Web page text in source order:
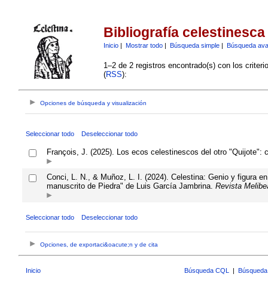
Bibliografía celestinesca
Inicio| Mostrar todo| Búsqueda simple| Búsqueda
1–2 de 2 registros encontrado(s) con los
(RSS):
Opciones de búsqueda y visualización
Seleccionar todo Deseleccionar todo
François, J. (2025). Los ecos celestinescos del otro "Quijote":
Conci, L. N., & Muñoz, L. I. (2024). Celestina: Genio y figura
manuscrito de Piedra" de Luis García Jambrina. Revista
Seleccionar todo Deseleccionar todo
Opciones, de exportaci&oacute;n y de cita
Inicio Búsqueda CQL |